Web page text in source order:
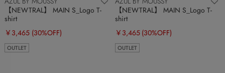
【NEWTRAL】 MAIN S_Logo T-
shirt
￥3,465 (30%OFF)
OUTLET
【NEWTRAL】 MAIN S_Logo T-
shirt
￥3,465 (30%OFF)
OUTLET